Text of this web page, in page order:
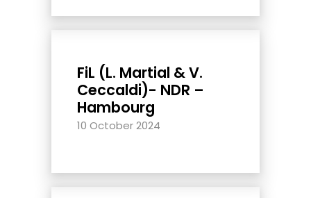
FiL (L. Martial & V.
Ceccaldi)- NDR –
Hambourg
10 October 2024